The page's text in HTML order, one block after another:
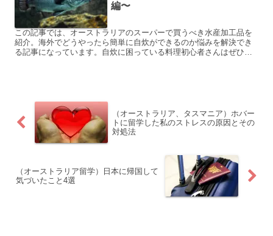
編〜
この記事では、オーストラリアのスーパーで買うべき水産加工品を
紹介。海外でどうやったら簡単に自炊ができるのか悩みを解決でき
る記事になっています。自炊に困っている料理初心者さんはぜひ読
（オーストラリア、タスマニア）ホバー
トに留学した私のストレスの原因とその
対処法
（オーストラリア留学）日本に帰国して
気づいたこと4選